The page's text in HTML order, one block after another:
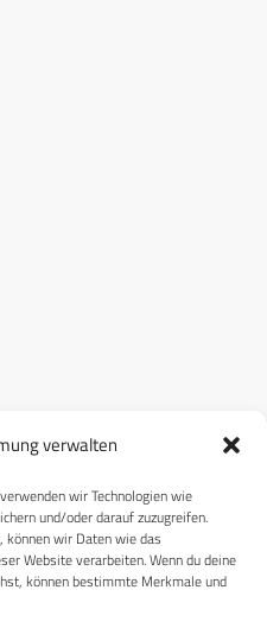
verwalten
wir Technologien wie
und/oder darauf zuzugreifen.
können wir Daten wie das
Website verarbeiten. Wenn du deine
können bestimmte Merkmale und